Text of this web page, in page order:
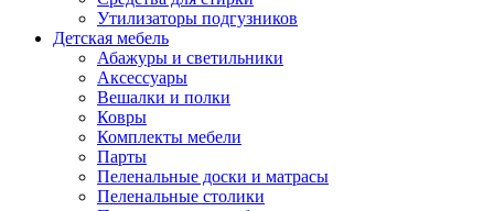
Утилизаторы подгузников
Детская мебель
Абажуры и светильники
Аксессуары
Вешалки и полки
Ковры
Комплекты мебели
Парты
Пеленальные доски и матрасы
Пеленальные столики